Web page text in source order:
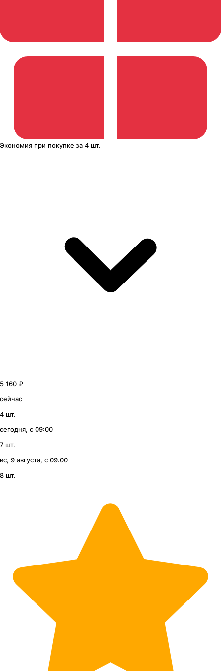
Экономия при покупке за 4 шт.
5 160 ₽
сейчас
4 шт.
сегодня, с 09:00
7 шт.
вс, 9 августа, с 09:00
8 шт.